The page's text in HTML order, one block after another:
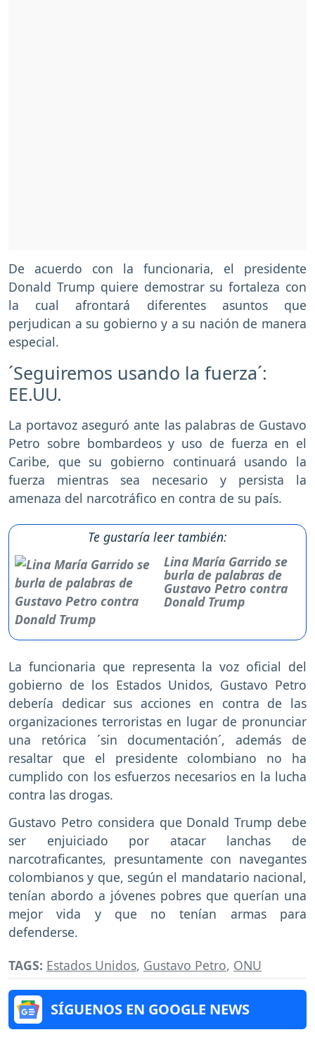
De acuerdo con la funcionaria, el presidente
Donald Trump quiere demostrar su fortaleza con
la cual afrontará diferentes asuntos que
perjudican a su gobierno y a su nación de manera
especial.
´Seguiremos usando la fuerza´:
EE.UU.
La portavoz aseguró ante las palabras de Gustavo
Petro sobre bombardeos y uso de fuerza en el
Caribe, que su gobierno continuará usando la
fuerza mientras sea necesario y persista la
amenaza del narcotráfico en contra de su país.
Te gustaría leer también:
Lina María Garrido se
burla de palabras de
Gustavo Petro contra
Donald Trump
La funcionaria que representa la voz oficial del
gobierno de los Estados Unidos, Gustavo Petro
debería dedicar sus acciones en contra de las
organizaciones terroristas en lugar de pronunciar
una retórica ´sin documentación´, además de
resaltar que el presidente colombiano no ha
cumplido con los esfuerzos necesarios en la lucha
contra las drogas.
Gustavo Petro considera que Donald Trump debe
ser enjuiciado por atacar lanchas de
narcotraficantes, presuntamente con navegantes
colombianos y que, según el mandatario nacional,
tenían abordo a jóvenes pobres que querían una
mejor vida y que no tenían armas para
defenderse.
TAGS: Estados Unidos, Gustavo Petro, ONU
SÍGUENOS EN GOOGLE NEWS